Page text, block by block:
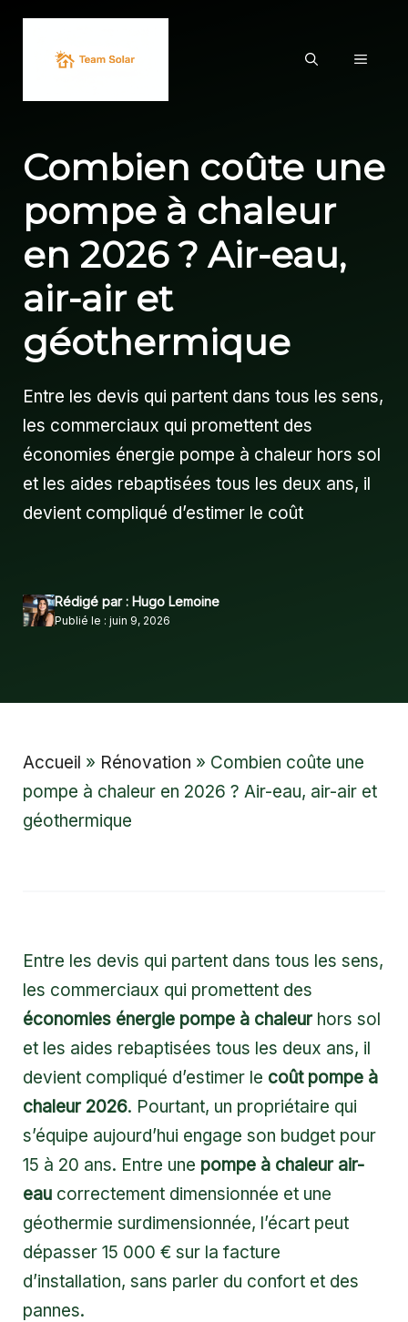
Aller
contenu
MENU
Combien coûte une
pompe à chaleur
en 2026 ? Air-eau,
air-air et
géothermique
Entre les devis qui partent dans tous les sens,
les commerciaux qui promettent des
économies énergie pompe à chaleur hors sol
et les aides rebaptisées tous les deux ans, il
devient compliqué d’estimer le coût
Rédigé par : Hugo Lemoine
Publié le : juin 9, 2026
Accueil » Rénovation » Combien coûte une
pompe à chaleur en 2026 ? Air-eau, air-air et
géothermique
Entre les devis qui partent dans tous les sens,
les commerciaux qui promettent des
économies énergie pompe à chaleurhors sol
et les aides rebaptisées tous les deux ans, il
devient compliqué d’estimer le coût pompe à
chaleur 2026. Pourtant, un propriétaire qui
s’équipe aujourd’hui engage son budget pour
15 à 20 ans. Entre une pompe à chaleur air-
eau correctement dimensionnée et une
géothermie surdimensionnée, l’écart peut
dépasser 15 000 € sur la facture
d’installation, sans parler du confort et des
pannes.